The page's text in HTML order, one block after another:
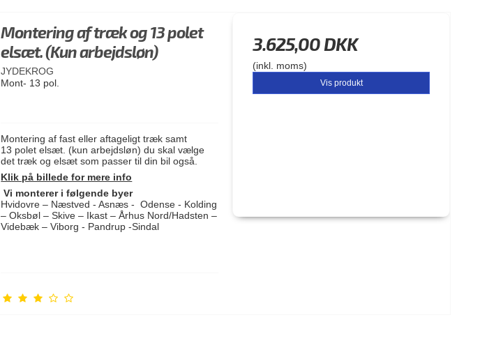
Montering af træk og 13 polet
elsæt. (Kun arbejdsløn)
JYDEKROG
Mont- 13 pol.
Montering af fast eller aftageligt træk samt
13 polet elsæt. (kun arbejdsløn) du skal vælge
det træk og elsæt som passer til din bil også.
Klik på billede for mere info
Vi monterer i følgende byer
Hvidovre – Næstved - Asnæs - Odense - Kolding
– Oksbøl – Skive – Ikast – Århus Nord/Hadsten –
Videbæk – Viborg - Pandrup -Sindal
3.625,00 DKK
(inkl. moms)
Vis produkt